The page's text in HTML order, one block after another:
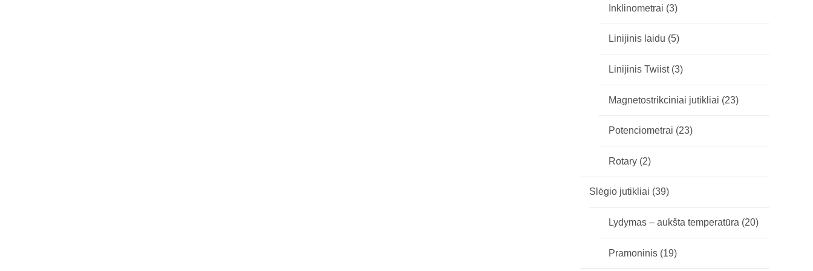
Inklinometrai (3)
Linijinis laidu (5)
Linijinis Twiist (3)
Magnetostrikciniai jutikliai (23)
Potenciometrai (23)
Rotary (2)
Slėgio jutikliai (39)
Lydymas – aukšta temperatūra (20)
Pramoninis (19)